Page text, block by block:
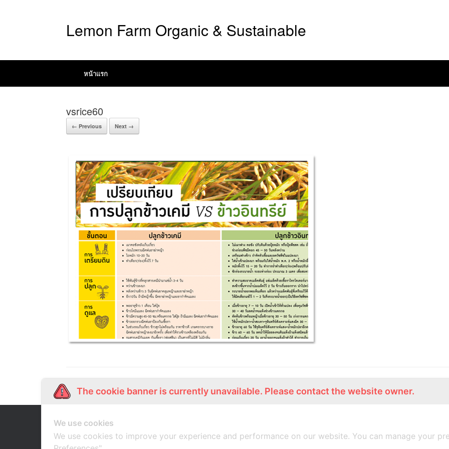
Lemon Farm Organic & Sustainable
หน้าแรก
vsrice60
← Previous Next →
Our Story
เกี่ยวกับเรา ช้อปออนไลน์ สมัครงาน ร้านอาหารอินทรีย์
The cookie banner is currently unavailable. Please contact the website owner.
We use cookies
We use cookies to improve your experience and performance on our website. You can manage your